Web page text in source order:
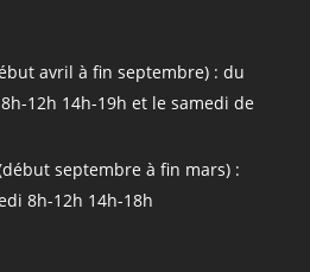
avril à fin septembre) : du
12h 14h-19h et le samedi de
septembre à fin mars) :
8h-12h 14h-18h